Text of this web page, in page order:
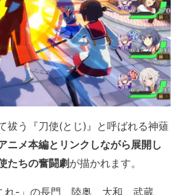
祓う『刀使(とじ)』と呼ばれる神薙
ニメ本編とリンクしながら展開し
たちの奮闘劇が描かれます。
れ- 」の長門、陸奥、大和、武蔵、